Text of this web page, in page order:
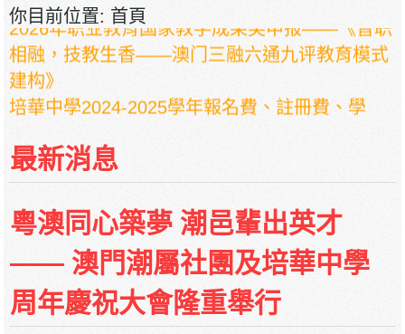
你目前位置: 首頁
2026年职业教育国家教学成果奖申报——《普职
相融，技教生香——澳门三融六通九评教育模式
建构》
培華中學2024-2025學年報名費、註冊費、學
費、補充服務費、學校選擇性服務費及學校代收
項目
培華中學收費項目一覽表
最新消息
粵澳同心築夢 潮邑輩出英才
—— 澳門潮屬社團及培華中學
周年慶祝大會隆重舉行